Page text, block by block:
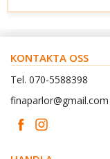
KONTAKTA OSS
Tel. 070-5588398
finaparlor@gmail.com